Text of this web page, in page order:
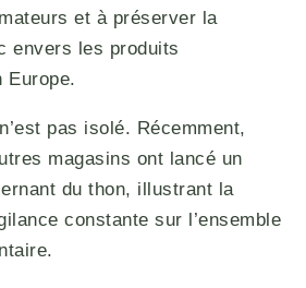
et à préserver la
envers les produits
Europe.
pas isolé. Récemment,
magasins ont lancé un
du thon, illustrant la
constante sur l’ensemble